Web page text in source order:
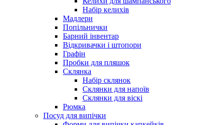
Набір келихів
Мадлери
Попільнички
Барний інвентар
Відкривачки і штопори
Графін
Пробки для пляшок
Склянка
Набір склянок
Склянки для напоїв
Склянки для віскі
Рюмка
Посуд для випічки